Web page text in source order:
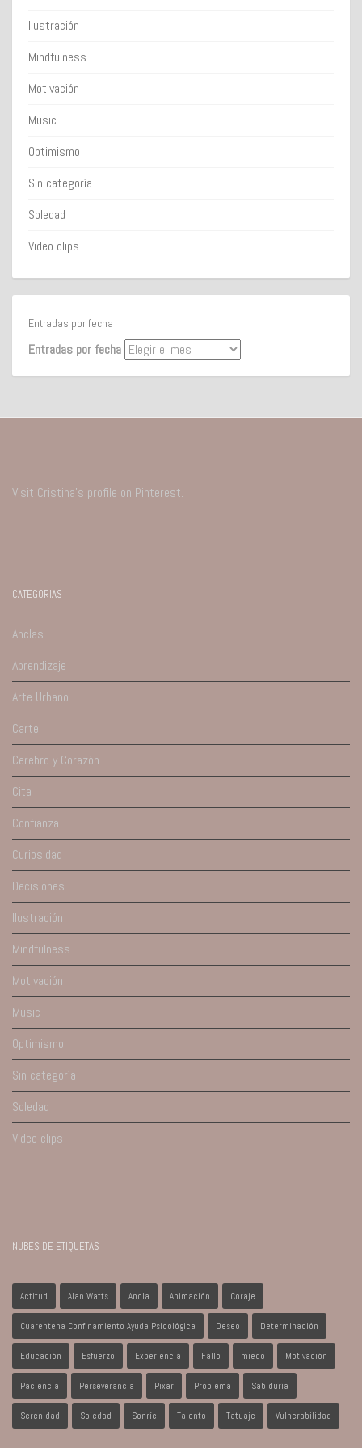
Ilustración
Mindfulness
Motivación
Music
Optimismo
Sin categoría
Soledad
Video clips
Entradas por fecha
Entradas por fecha
Visit Cristina's profile on Pinterest.
CATEGORIAS
Anclas
Aprendizaje
Arte Urbano
Cartel
Cerebro y Corazón
Cita
Confianza
Curiosidad
Decisiones
Ilustración
Mindfulness
Motivación
Music
Optimismo
Sin categoría
Soledad
Video clips
NUBES DE ETIQUETAS
Actitud Alan Watts Ancla Animación Coraje
Cuarentena Confinamiento Ayuda Psicológica Deseo Determinación
Educación Esfuerzo Experiencia Fallo miedo Motivación
Paciencia Perseverancia Pixar Problema Sabiduría
Serenidad Soledad Sonríe Talento Tatuaje Vulnerabilidad